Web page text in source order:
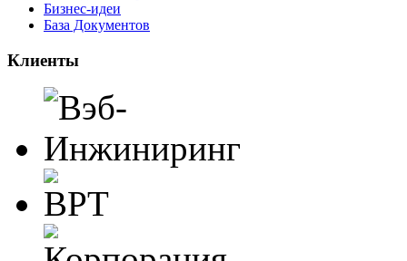
Бизнес-идеи
База Документов
Клиенты